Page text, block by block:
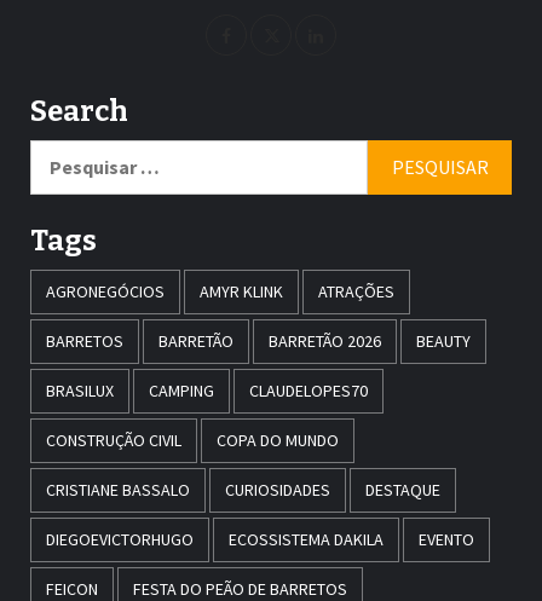
Search
por:
Tags
AGRONEGÓCIOS AMYR KLINK ATRAÇÕES
BARRETOS BARRETÃO BARRETÃO 2026 BEAUTY
BRASILUX CAMPING CLAUDELOPES70
CONSTRUÇÃO CIVIL COPA DO MUNDO
CRISTIANE BASSALO CURIOSIDADES DESTAQUE
DIEGOEVICTORHUGO ECOSSISTEMA DAKILA EVENTO
FEICON FESTA DO PEÃO DE BARRETOS